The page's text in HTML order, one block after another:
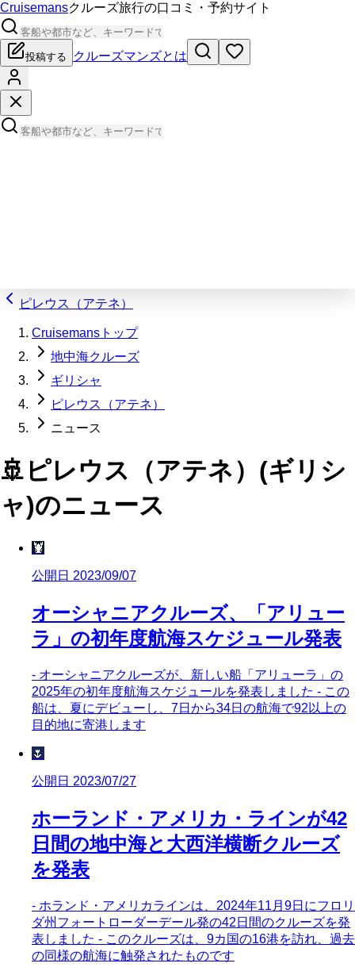
Cruisemansクルーズ旅行の口コミ・予約サイト
投稿する クルーズマンズとは
ピレウス（アテネ）
Cruisemansトップ
地中海クルーズ
ギリシャ
ピレウス（アテネ）
ニュース
🚢 ピレウス（アテネ）(ギリシ
ャ)のニュース
🦞
公開日 2023/09/07
オーシャニアクルーズ、「アリュー
ラ」の初年度航海スケジュール発表
- オーシャニアクルーズが、新しい船「アリューラ」の
2025年の初年度航海スケジュールを発表しました - この
船は、夏にデビューし、7日から34日の航海で92以上の
目的地に寄港します
🌷
公開日 2023/07/27
ホーランド・アメリカ・ラインが42
日間の地中海と大西洋横断クルーズ
を発表
- ホランド・アメリカラインは、2024年11月9日にフロリ
ダ州フォートローダーデール発の42日間のクルーズを発
表しました - このクルーズは、9カ国の16港を訪れ、過去
の同様の航海に触発されたものです